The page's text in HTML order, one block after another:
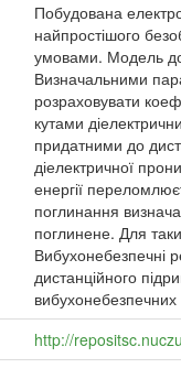
Побудована
найпростішого
умовами. Модель
Визначальними
розраховувати
кутами
придатними до
діелектричної
енергії
поглинання
поглинене. Для
Вибухонебезпечні
дистанційного
http://